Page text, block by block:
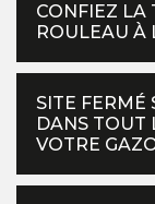
CONFIEZ LA
ROULEAU À
SITE FERMÉ
DANS TOUT
VOTRE